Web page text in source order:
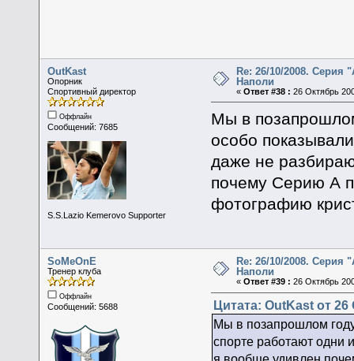
OutKast
Опорник
Спортивный директор
Оффлайн
Сообщений: 7685
S.S.Lazio Kemerovo Supporter
Re: 26/10/2008.
Наполи
«Ответ #38 : 26 Октябрь
Мы в
особо
даже не
почему Серию А
фотографию
SoMeOnE
Тренер клуба
Оффлайн
Сообщений: 5688
Re: 26/10/2008.
Наполи
«Ответ #39 : 26 Октябрь
Цитата: OutKast от 26
Мы в позапрошлом
спорте работают одни